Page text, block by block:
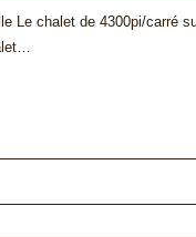
Le chalet de 4300pi/carré